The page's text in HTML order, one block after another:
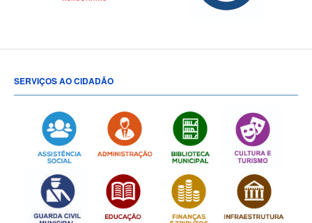
SERVIÇOS AO CIDADÃO